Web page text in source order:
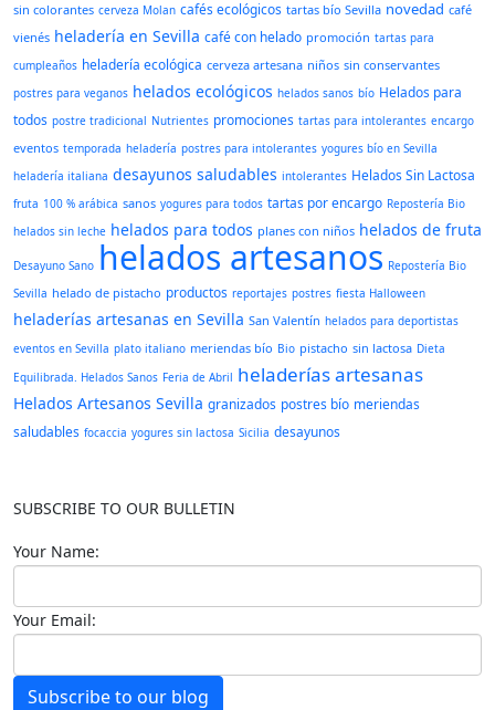
sin colorantes cerveza Molan cafés ecológicos tartas bío Sevilla novedad café
vienés heladería en Sevilla café con helado promoción tartas para
cumpleaños heladería ecológica cerveza artesana niños sin conservantes
postres para veganos helados ecológicos helados sanos bío Helados para
todos postre tradicional Nutrientes promociones tartas para intolerantes encargo
eventos temporada heladería postres para intolerantes yogures bío en Sevilla
heladería italiana desayunos saludables intolerantes Helados Sin Lactosa
fruta 100 % arábica sanos yogures para todos tartas por encargo Repostería Bio
helados sin leche helados para todos planes con niños helados de fruta
Desayuno Sano helados artesanos Repostería Bio
Sevilla helado de pistacho productos reportajes postres fiesta Halloween
heladerías artesanas en Sevilla San Valentín helados para deportistas
eventos en Sevilla plato italiano meriendas bío Bio pistacho sin lactosa Dieta
Equilibrada. Helados Sanos Feria de Abril heladerías artesanas
Helados Artesanos Sevilla granizados postres bío meriendas
saludables focaccia yogures sin lactosa Sicilia desayunos
SUBSCRIBE TO OUR BULLETIN
Your Name:
Your Email:
Subscribe to our blog